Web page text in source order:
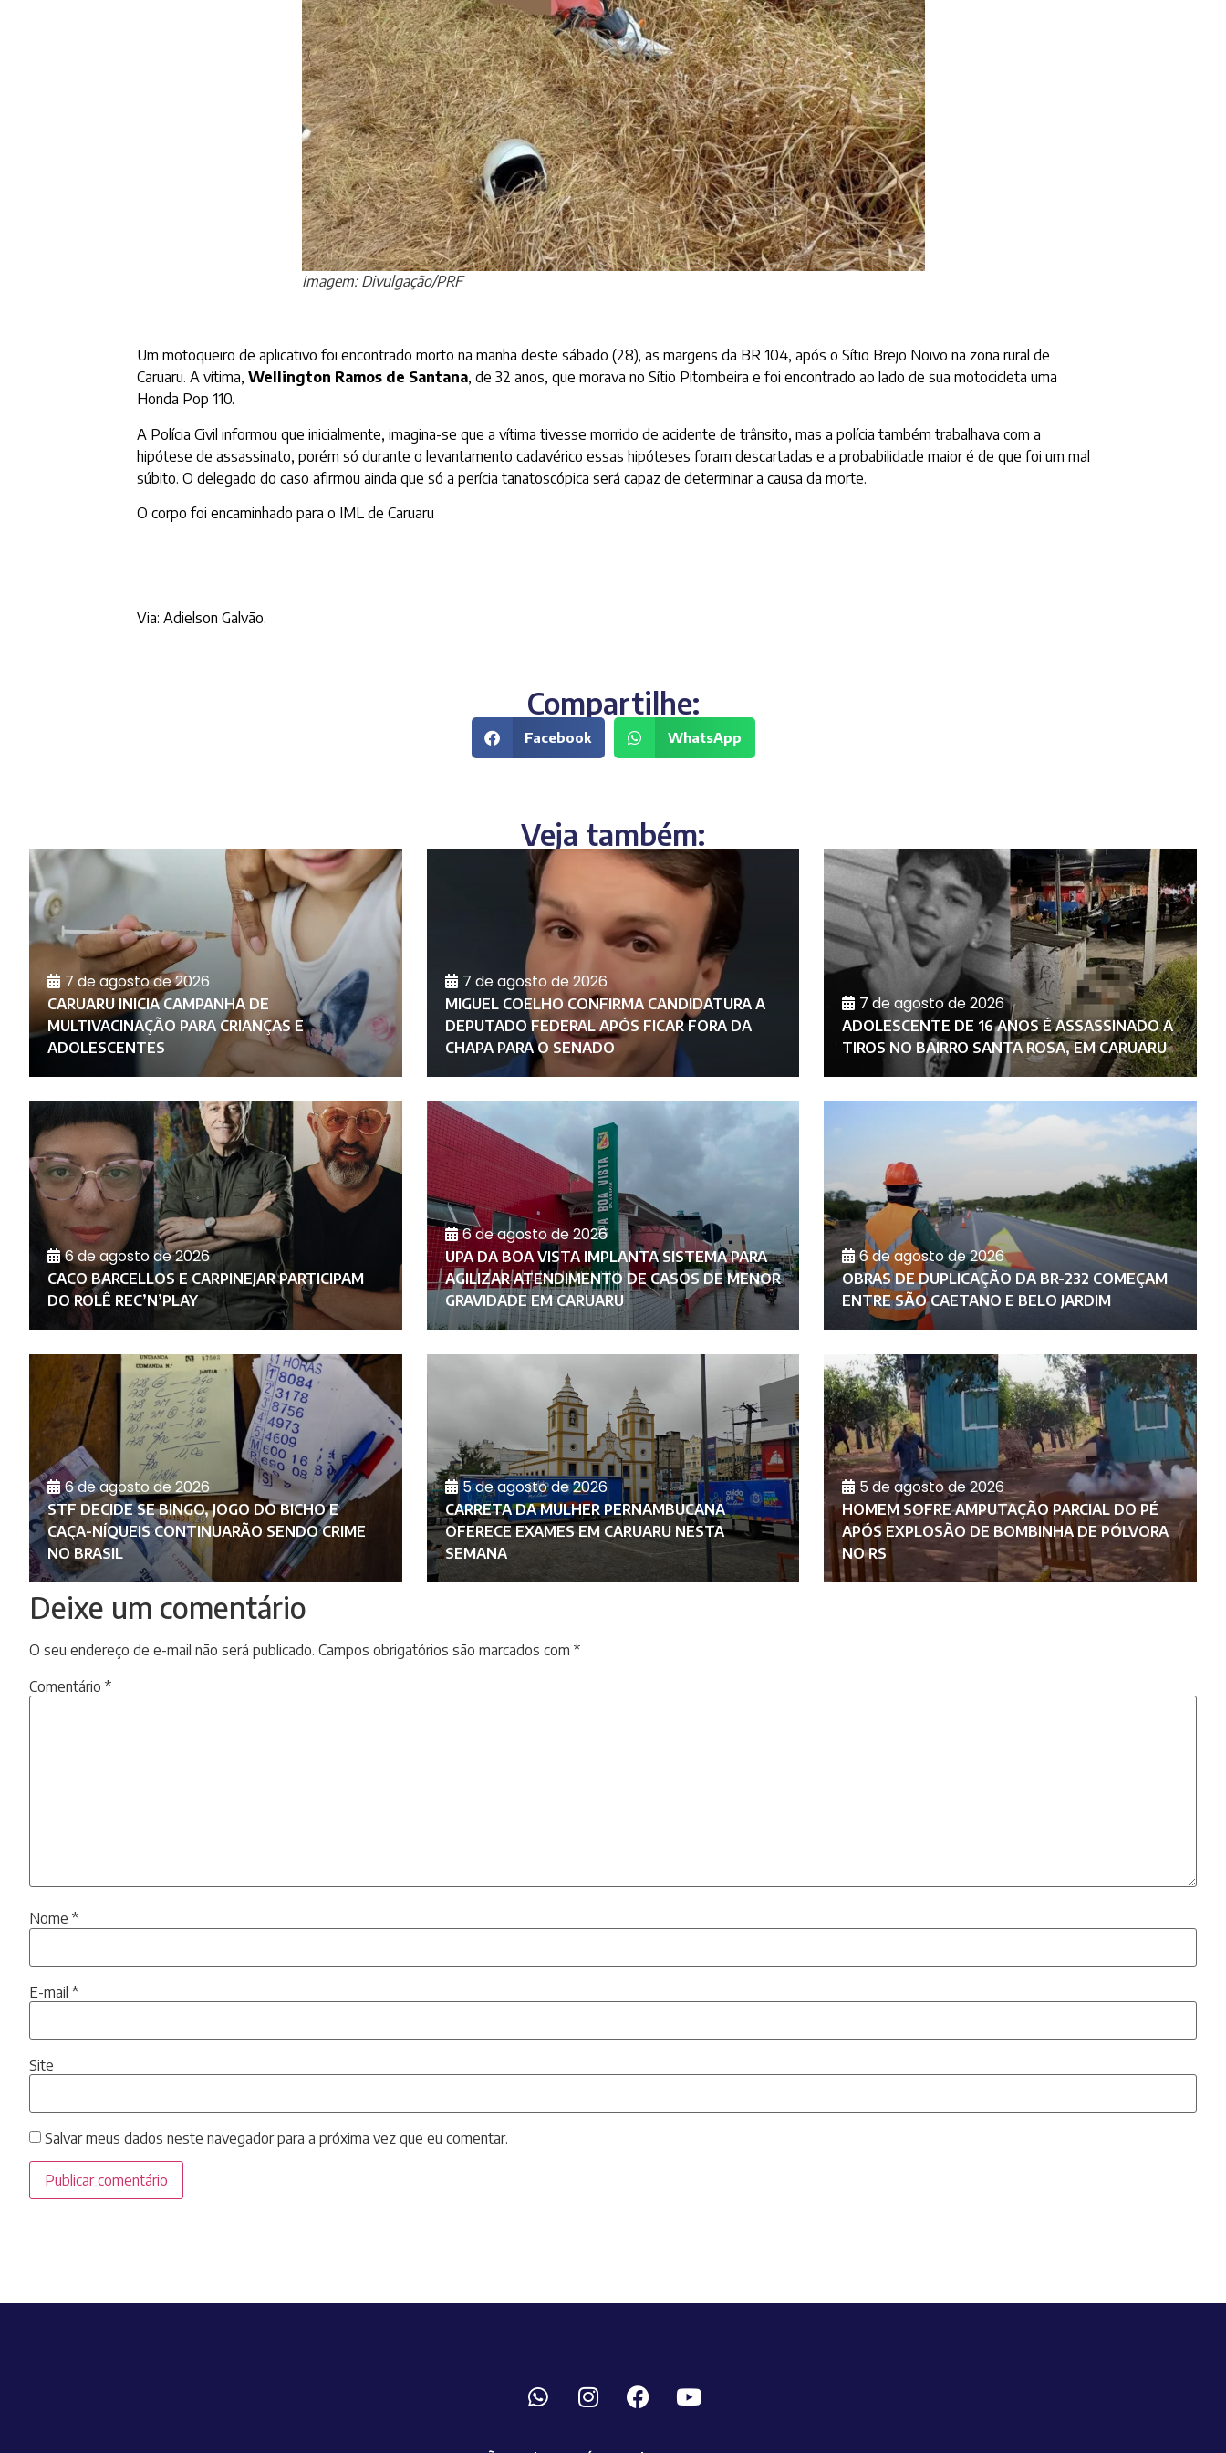
Imagem: Divulgação/PRF
Um motoqueiro de aplicativo foi encontrado morto na manhã deste sábado (28), as margens da BR 104, após o Sítio Brejo Noivo na zona rural de
Caruaru. A vítima, Wellington Ramos de Santana, de 32 anos, que morava no Sítio Pitombeira e foi encontrado ao lado de sua motocicleta uma
Honda Pop 110.
A Polícia Civil informou que inicialmente, imagina-se que a vítima tivesse morrido de acidente de trânsito, mas a polícia também trabalhava com a
hipótese de assassinato, porém só durante o levantamento cadavérico essas hipóteses foram descartadas e a probabilidade maior é de que foi um mal
súbito. O delegado do caso afirmou ainda que só a perícia tanatoscópica será capaz de determinar a causa da morte.
O corpo foi encaminhado para o IML de Caruaru
Via: Adielson Galvão.
Compartilhe:
Facebook WhatsApp
Veja também:
7 de agosto de 2026
CARUARU INICIA CAMPANHA DE
MULTIVACINAÇÃO PARA CRIANÇAS E
ADOLESCENTES
7 de agosto de 2026
MIGUEL COELHO CONFIRMA CANDIDATURA A
DEPUTADO FEDERAL APÓS FICAR FORA DA
CHAPA PARA O SENADO
7 de agosto de 2026
ADOLESCENTE DE 16 ANOS É ASSASSINADO A
TIROS NO BAIRRO SANTA ROSA, EM CARUARU
6 de agosto de 2026
CACO BARCELLOS E CARPINEJAR PARTICIPAM
DO ROLÊ REC’N’PLAY
6 de agosto de 2026
UPA DA BOA VISTA IMPLANTA SISTEMA PARA
AGILIZAR ATENDIMENTO DE CASOS DE MENOR
GRAVIDADE EM CARUARU
6 de agosto de 2026
OBRAS DE DUPLICAÇÃO DA BR-232 COMEÇAM
ENTRE SÃO CAETANO E BELO JARDIM
6 de agosto de 2026
STF DECIDE SE BINGO, JOGO DO BICHO E
CAÇA-NÍQUEIS CONTINUARÃO SENDO CRIME
NO BRASIL
5 de agosto de 2026
CARRETA DA MULHER PERNAMBUCANA
OFERECE EXAMES EM CARUARU NESTA
SEMANA
5 de agosto de 2026
HOMEM SOFRE AMPUTAÇÃO PARCIAL DO PÉ
APÓS EXPLOSÃO DE BOMBINHA DE PÓLVORA
NO RS
Deixe um comentário
O seu endereço de e-mail não será publicado. Campos obrigatórios são marcados com *
Comentário *
Nome *
E-mail *
Site
Salvar meus dados neste navegador para a próxima vez que eu comentar.